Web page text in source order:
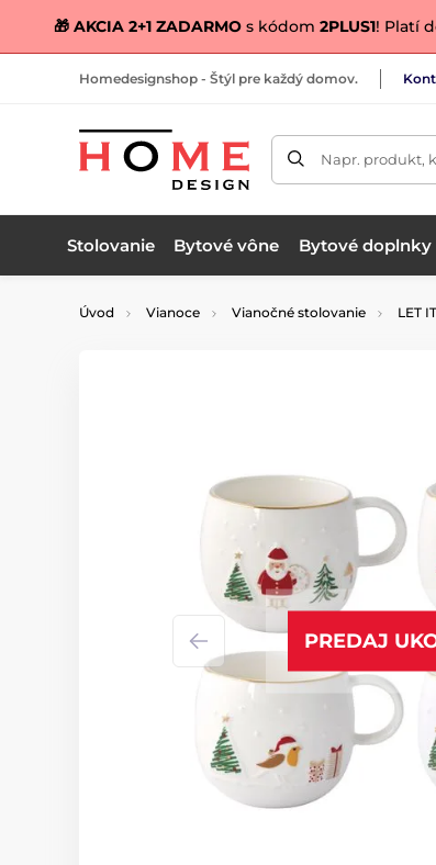
🎁 AKCIA 2+1 ZADARMO s kódom 2PLUS1! Platí
Homedesignshop - Štýl pre každý domov.
Napr. produkt,
Stolovanie Bytové vône Bytové doplnky
Úvod Vianoce Vianočné stolovanie LET
PREDAJ